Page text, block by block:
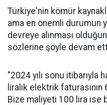
Türkiye'nin kömür
ama en önemli durumun
devreye alınması
sözlerine şöyle devam
"2024 yılı sonu
liralık elektrik faturasının
Bize maliyeti 100 lira ise